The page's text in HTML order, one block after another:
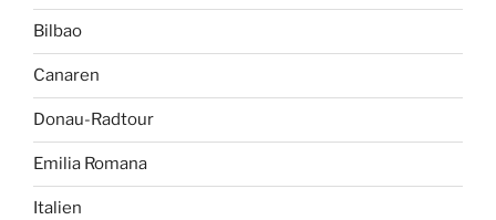
Bilbao
Canaren
Donau-Radtour
Emilia Romana
Italien